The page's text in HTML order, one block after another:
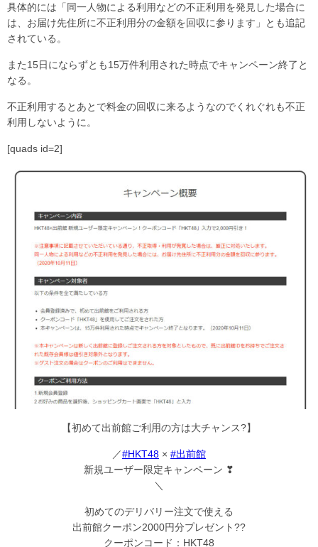
具体的には「同一人物による利用などの不正利用を発見した場合に
は、お届け先住所に不正利用分の金額を回収に参ります」とも追記
されている。
また15日にならずとも15万件利用された時点でキャンペーン終了と
なる。
不正利用するとあとで料金の回収に来るようなのでくれぐれも不正
利用しないように。
[quads id=2]
【初めて出前館ご利用の方は大チャンス?】
／#HKT48 × #出前館
新規ユーザー限定キャンペーン ❣
＼
初めてのデリバリー注文で使える
出前館クーポン2000円分プレゼント??
クーポンコード：HKT48